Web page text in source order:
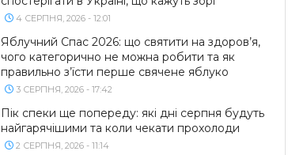
4 СЕРПНЯ, 2026 - 12:01
Яблучний Спас 2026: що святити на здоров’я,
чого категорично не можна робити та як
правильно з’їсти перше свячене яблуко
3 СЕРПНЯ, 2026 - 17:42
Пік спеки ще попереду: які дні серпня будуть
найгарячішими та коли чекати прохолоди
2 СЕРПНЯ, 2026 - 11:14